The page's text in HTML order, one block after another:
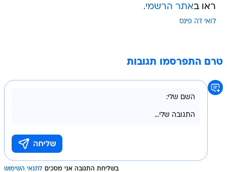
ראו באתר הרשמי.
לואי דה פינס
טרם התפרסמו תגובות
בשליחת התגובה אני מסכים לתנאי השימוש